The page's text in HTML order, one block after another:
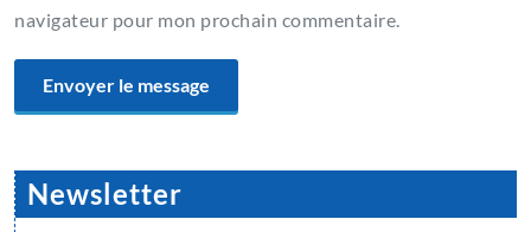
navigateur pour mon prochain commentaire.
Newsletter